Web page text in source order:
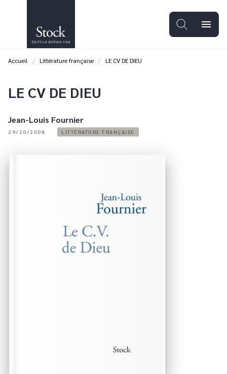
PIED DE PAGE
menu
Accueil / Littérature française / LE CV DE DIEU
LE CV DE DIEU
Jean-Louis Fournier
29/10/2008 LITTÉRATURE FRANÇAISE